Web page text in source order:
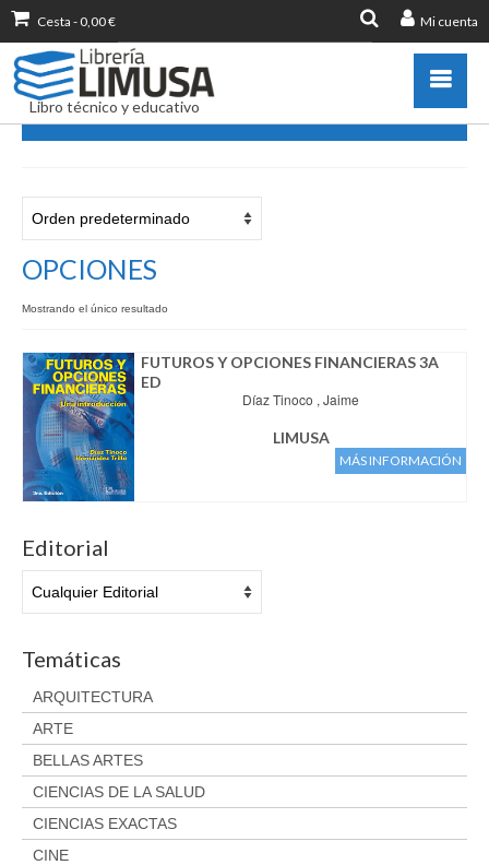
Mi cuenta
Cesta - 0,00€
Buscar
por:
Libro técnico y educativo
Destacados
Libros más vendidos
Publicar con nosotros
Zona de profesores
Información sobre libro
Ayuda
Contacto
Aviso legal
Política de privacidad
Cambios y devoluciones
OPCIONES
Mostrando el único resultado
FUTUROS Y OPCIONES FINANCIERAS 3A
ED
Díaz Tinoco , Jaime
LIMUSA
MÁS INFORMACIÓN
Editorial
Temáticas
ARQUITECTURA
ARTE
BELLAS ARTES
CIENCIAS DE LA SALUD
CIENCIAS EXACTAS
CINE